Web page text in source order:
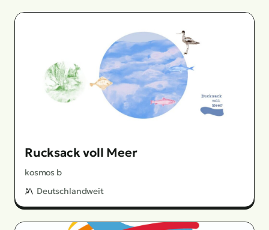
Rucksack voll Meer
kosmos b
Deutschlandweit